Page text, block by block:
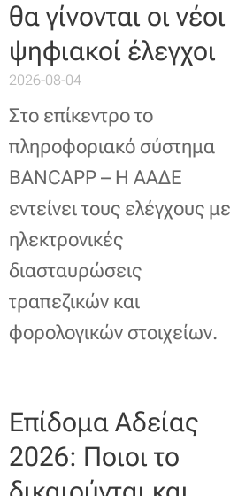
θα γίνονται οι νέοι
ψηφιακοί έλεγχοι
2026-08-04
Στο επίκεντρο το
πληροφοριακό σύστημα
BANCAPP – Η ΑΑΔΕ
εντείνει τους ελέγχους με
ηλεκτρονικές
διασταυρώσεις
τραπεζικών και
φορολογικών στοιχείων.
Επίδομα Αδείας
2026: Ποιοι το